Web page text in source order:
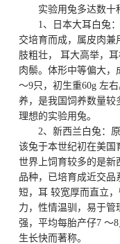
实验用兔多达数十
1、日本大耳白兔
交培育而成，属皮肉兼
肢粗壮， 耳大高举，
肉鬃。体形中等偏大，
～9只，初生重60g 左
养，是我国饲养数量较
理想的实验用兔。
2、新西兰白兔：
该兔于本世纪初在美国
世界上饲育较多的是新
品种，已培育成近交品
短，耳 较宽厚而直立
力，性情温驯，易于管
强，平均每胎产仔7 ～
生长快而著称。